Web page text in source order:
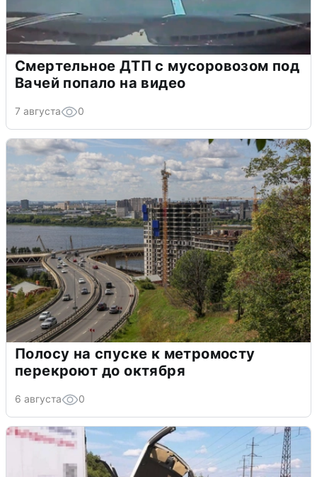
Смертельное ДТП с мусоровозом под
Вачей попало на видео
7 августа 0
Полосу на спуске к метромосту
перекроют до октября
6 августа 0